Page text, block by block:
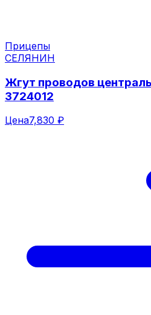
Прицепы
СЕЛЯНИН
Жгут проводов
3724012
Цена7,830 ₽